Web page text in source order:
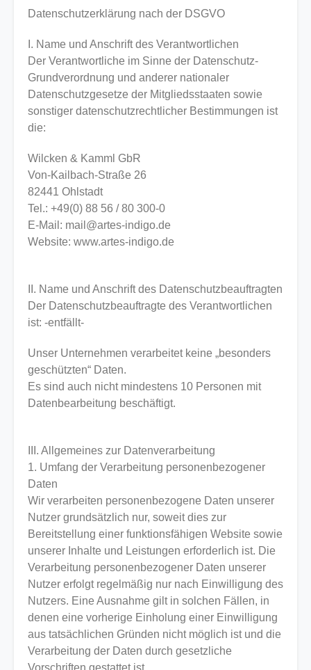
Datenschutzerklärung nach der DSGVO
I. Name und Anschrift des Verantwortlichen
Der Verantwortliche im Sinne der Datenschutz-
Grundverordnung und anderer nationaler
Datenschutzgesetze der Mitgliedsstaaten sowie
sonstiger datenschutzrechtlicher Bestimmungen ist
die:
Wilcken & Kamml GbR
Von-Kailbach-Straße 26
82441 Ohlstadt
Tel.: +49(0) 88 56 / 80 300-0
E-Mail: mail@artes-indigo.de
Website: www.artes-indigo.de
II. Name und Anschrift des Datenschutzbeauftragten
Der Datenschutzbeauftragte des Verantwortlichen
ist: -entfällt-
Unser Unternehmen verarbeitet keine „besonders
geschützten“ Daten.
Es sind auch nicht mindestens 10 Personen mit
Datenbearbeitung beschäftigt.
III. Allgemeines zur Datenverarbeitung
1. Umfang der Verarbeitung personenbezogener
Daten
Wir verarbeiten personenbezogene Daten unserer
Nutzer grundsätzlich nur, soweit dies zur
Bereitstellung einer funktionsfähigen Website sowie
unserer Inhalte und Leistungen erforderlich ist. Die
Verarbeitung personenbezogener Daten unserer
Nutzer erfolgt regelmäßig nur nach Einwilligung des
Nutzers. Eine Ausnahme gilt in solchen Fällen, in
denen eine vorherige Einholung einer Einwilligung
aus tatsächlichen Gründen nicht möglich ist und die
Verarbeitung der Daten durch gesetzliche
Vorschriften gestattet ist.